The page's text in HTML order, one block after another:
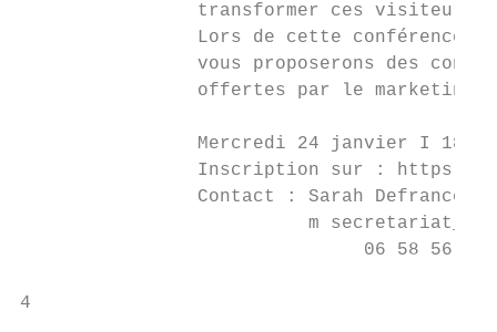
transformer ces visiteurs
Lors de cette conférence
vous proposerons des
offertes par le marketing
Mercredi 24 janvier I
Inscription sur :
                Contact : Sarah Defrance
m
06 58 56 30
4